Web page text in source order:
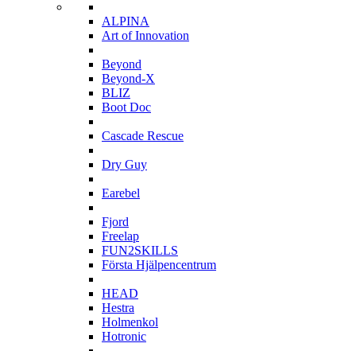
ALPINA
Art of Innovation
Beyond
Beyond-X
BLIZ
Boot Doc
Cascade Rescue
Dry Guy
Earebel
Fjord
Freelap
FUN2SKILLS
Första Hjälpencentrum
HEAD
Hestra
Holmenkol
Hotronic